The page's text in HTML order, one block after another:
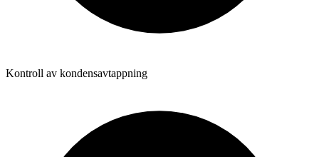
Kontroll av kondensavtappning